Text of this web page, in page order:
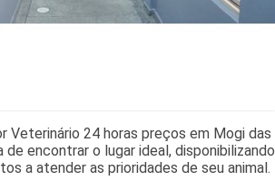
Veterinário 24 horas preços em Mogi das
de encontrar o lugar ideal, disponibilizando
a atender as prioridades de seu animal.